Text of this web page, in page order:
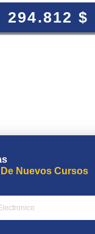
294.812 $
Nuevos Cursos